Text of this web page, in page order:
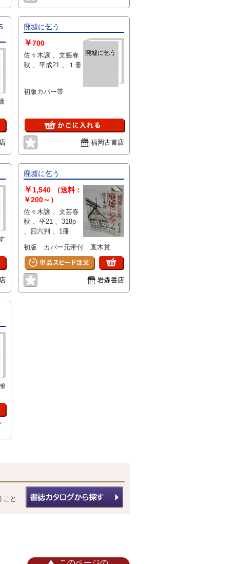
廃墟に乞う
廃墟に乞う
￥700
佐々木譲 、文藝春
秋 、平成21 、１冊
初版カバー帯
福岡古書店
廃墟に乞う
￥ 1,540
（送料：
￥200～）
佐々木譲 、文芸春
秋 、平21 、318p
、四六判 、1冊
初版 カバー元帯付 直木賞
岩森書店
こと